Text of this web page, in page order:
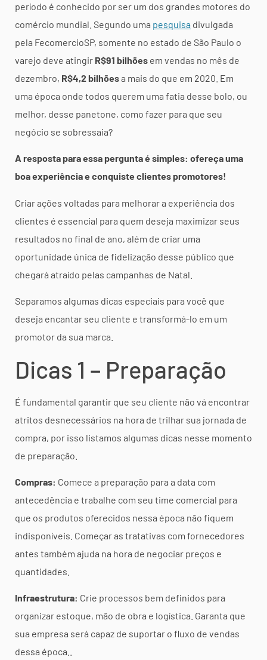
período é conhecido por ser um dos grandes motores do
comércio mundial. Segundo uma pesquisa divulgada
pela FecomercioSP, somente no estado de São Paulo o
varejo deve atingir R$91 bilhões em vendas no mês de
dezembro, R$4,2 bilhõesa mais do que em 2020. Em
uma época onde todos querem uma fatia desse bolo, ou
melhor, desse panetone, como fazer para que seu
negócio se sobressaia?
A resposta para essa pergunta é simples: ofereça uma
boa experiência e conquiste clientes promotores!
Criar ações voltadas para melhorar a experiência dos
clientes é essencial para quem deseja maximizar seus
resultados no final de ano, além de criar uma
oportunidade única de fidelização desse público que
chegará atraído pelas campanhas de Natal.
Separamos algumas dicas especiais para você que
deseja encantar seu cliente e transformá-lo em um
promotor da sua marca.
Dicas 1 – Preparação
É fundamental garantir que seu cliente não vá encontrar
atritos desnecessários na hora de trilhar sua jornada de
compra, por isso listamos algumas dicas nesse momento
de preparação.
Compras: Comece a preparação para a data com
antecedência e trabalhe com seu time comercial para
que os produtos oferecidos nessa época não fiquem
indisponíveis. Começar as tratativas com fornecedores
antes também ajuda na hora de negociar preços e
quantidades.
Infraestrutura: Crie processos bem definidos para
organizar estoque, mão de obra e logística. Garanta que
sua empresa será capaz de suportar o fluxo de vendas
dessa época..